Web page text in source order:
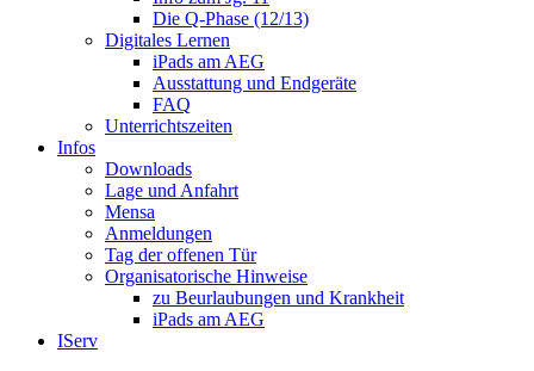
Die Q-Phase (12/13)
Digitales Lernen
iPads am AEG
Ausstattung und Endgeräte
FAQ
Unterrichtszeiten
Infos
Downloads
Lage und Anfahrt
Mensa
Anmeldungen
Tag der offenen Tür
Organisatorische Hinweise
zu Beurlaubungen und Krankheit
iPads am AEG
IServ